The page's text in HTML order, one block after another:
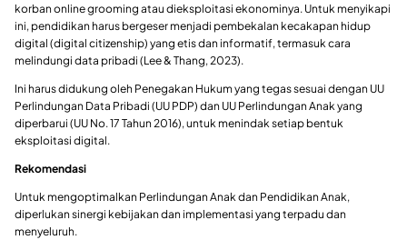
korban online grooming atau dieksploitasi ekonominya. Untuk menyikapi
ini, pendidikan harus bergeser menjadi pembekalan kecakapan hidup
digital (digital citizenship) yang etis dan informatif, termasuk cara
melindungi data pribadi (Lee & Thang, 2023).
Ini harus didukung oleh Penegakan Hukum yang tegas sesuai dengan UU
Perlindungan Data Pribadi (UU PDP) dan UU Perlindungan Anak yang
diperbarui (UU No. 17 Tahun 2016), untuk menindak setiap bentuk
eksploitasi digital.
Rekomendasi
Untuk mengoptimalkan Perlindungan Anak dan Pendidikan Anak,
diperlukan sinergi kebijakan dan implementasi yang terpadu dan
menyeluruh.